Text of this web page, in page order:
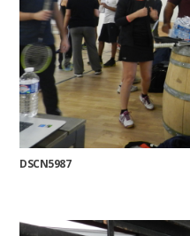
DSCN5987